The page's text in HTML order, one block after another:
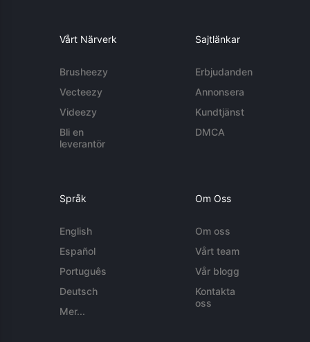
Vårt Närverk
Brusheezy
Vecteezy
Videezy
Bli en
leverantör
Sajtlänkar
Erbjudanden
Annonsera
Kundtjänst
DMCA
Språk
English
Español
Português
Deutsch
Mer...
Om Oss
Om oss
Vårt team
Vår blogg
Kontakta
oss